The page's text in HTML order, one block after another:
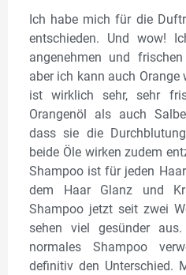
Ich habe mich für die
entschieden. Und wow!
angenehmen und
aber ich kann auch Orange
ist wirklich sehr, sehr
Orangenöl als auch
dass sie die
beide Öle wirken zudem
Shampoo ist für jeden
dem Haar Glanz und
Shampoo jetzt seit zwei
sehen viel gesünder
normales Shampoo
definitiv den Unterschied.